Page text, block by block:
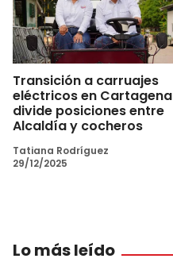
Transición a carruajes
eléctricos en Cartagena
divide posiciones entre
Alcaldía y cocheros
Tatiana Rodríguez
29/12/2025
Lo más leído